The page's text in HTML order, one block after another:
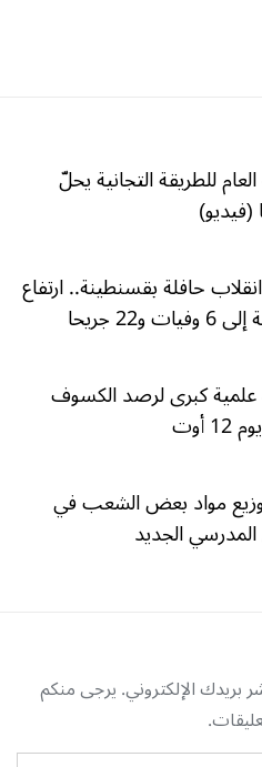
للطريقة التجانية يحلّ
(فيديو)
حافلة بقسنطينة.. ارتفاع
و22 جريحا
علمية كبرى لرصد الكسوف
أوت
مواد بعض الشعب في
الجديد
بريدك الإلكتروني. يرجى منكم